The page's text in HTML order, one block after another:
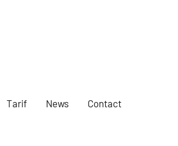
Tarif News Contact